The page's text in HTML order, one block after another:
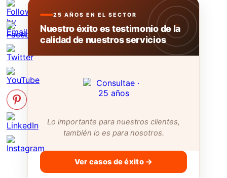
25 AÑOS EN EL SECTOR
Nuestro éxito es testimonio de la
calidad de nuestros servicios
Lo importante para nuestros clientes,
también lo es para nosotros.
Ver casos de éxito →